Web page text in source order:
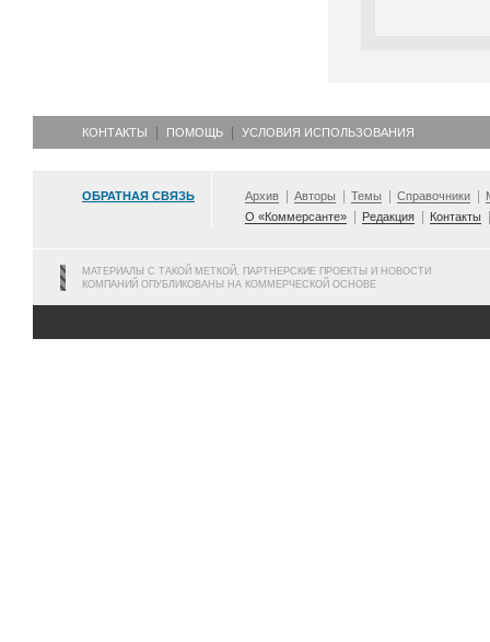
КОНТАКТЫ ПОМОЩЬ УСЛОВИЯ ИСПОЛЬЗОВАНИЯ
ОБРАТНАЯ СВЯЗЬ Архив Авторы Темы Справочники
О «Коммерсанте»
Редакция Контакты
МАТЕРИАЛЫ С ТАКОЙ МЕТКОЙ, ПАРТНЕРСКИЕ ПРОЕКТЫ И НОВОСТИ
КОМПАНИЙ ОПУБЛИКОВАНЫ НА КОММЕРЧЕСКОЙ ОСНОВЕ